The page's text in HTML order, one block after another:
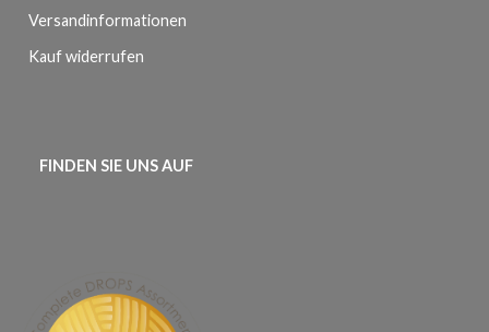
Versandinformationen
Kauf widerrufen
FINDEN SIE UNS AUF